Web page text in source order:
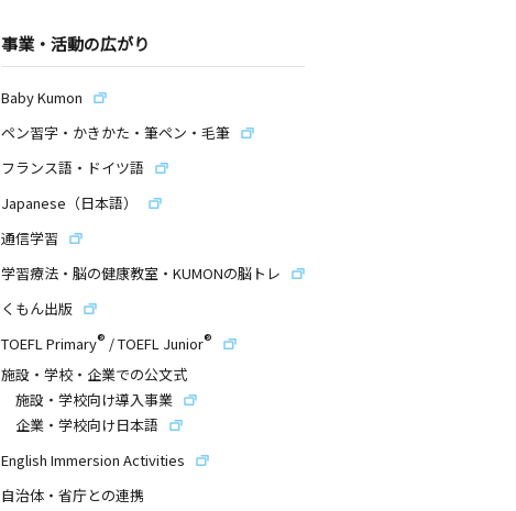
事業・活動の広がり
Baby Kumon
ペン習字・かきかた・筆ペン・毛筆
フランス語・ドイツ語
Japanese（日本語）
通信学習
学習療法・脳の健康教室・KUMONの脳トレ
くもん出版
TOEFL Primary® /TOEFL Junior®
施設・学校・企業での公文式
施設・学校向け導入事業
企業・学校向け日本語
English Immersion Activities
自治体・省庁との連携